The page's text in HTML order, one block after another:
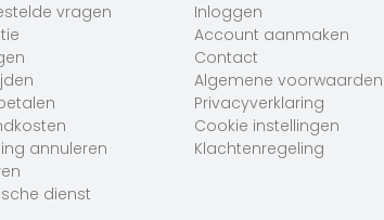
vragen
annuleren
dienst
Inloggen
Account aanmaken
Contact
Algemene voorwaarden
Privacyverklaring
Cookie instellingen
Klachtenregeling